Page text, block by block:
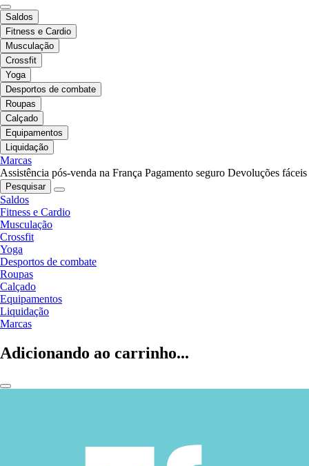
Saldos
Fitness e Cardio
Musculação
Crossfit
Yoga
Desportos de combate
Roupas
Calçado
Equipamentos
Liquidação
Marcas
Assistência pós-venda na França Pagamento seguro Devoluções fáceis
Pesquisar
Saldos
Fitness e Cardio
Musculação
Crossfit
Yoga
Desportos de combate
Roupas
Calçado
Equipamentos
Liquidação
Marcas
Adicionando ao carrinho...